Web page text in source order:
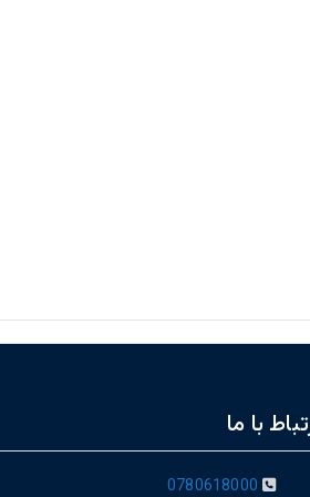
با ما
0780618000